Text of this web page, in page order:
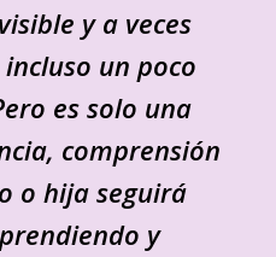
y a veces
un poco
es solo una
comprensión
o hija seguirá
y